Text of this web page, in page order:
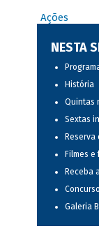
Ações
NESTA
História
Quintas
Sextas
Reserva
Filmes
Receba
Galeria